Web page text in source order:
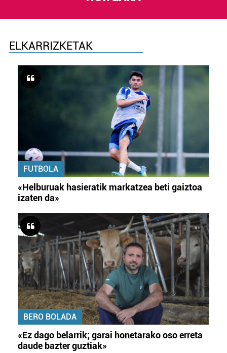
ELKARRIZKETAK
FUTBOLA
«Helburuak hasieratik markatzea beti gaiztoa
izaten da»
BERO BOLADA
«Ez dago belarrik; garai honetarako oso erreta
daude bazter guztiak»